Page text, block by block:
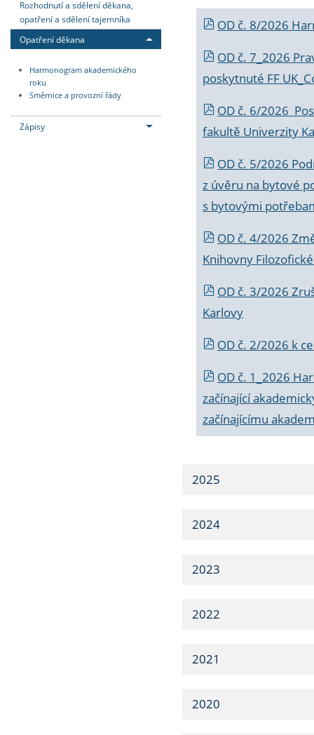
Rozhodnutí a sdělení děkana,
opatření a sdělení tajemníka
Opatření děkana
Harmonogram akademického
roku
Směrnice a provozní řády
Zápisy
OD č. 8/2026
OD č. 7_2026
poskytnuté FF
OD č. 6/2026
fakultě Univerzity
OD č. 5/2026
z úvěru na bytové
s bytovými
OD č. 4/2026
Knihovny
OD č. 3/2026
Karlovy
OD č. 2/2026 k
OD č. 1_2026
začínající
začínajícímu
2025
2024
2023
2022
2021
2020